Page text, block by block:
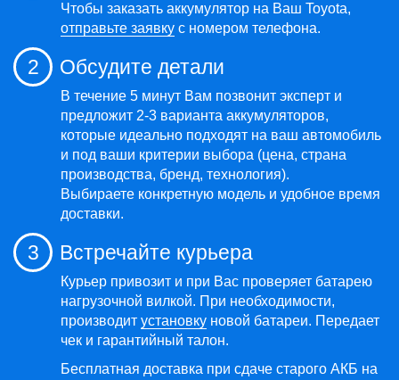
Чтобы заказать аккумулятор на Ваш Toyota,
отправьте заявку с номером телефона.
2 Обсудите детали
В течение 5 минут Вам позвонит эксперт и
предложит 2-3 варианта аккумуляторов,
которые идеально подходят на ваш автомобиль
и под ваши критерии выбора (цена, страна
производства, бренд, технология).
Выбираете конкретную модель и удобное время
доставки.
3 Встречайте курьера
Курьер привозит и при Вас проверяет батарею
нагрузочной вилкой. При необходимости,
производит установку новой батареи. Передает
чек и гарантийный талон.
Бесплатная доставка при сдаче старого АКБ на